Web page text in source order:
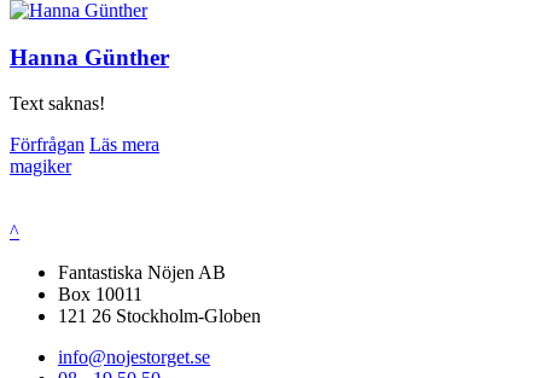
Hanna Günther
Text saknas!
Förfrågan Läs mera
magiker
^
Fantastiska Nöjen AB
Box 10011
121 26 Stockholm-Globen
info@nojestorget.se